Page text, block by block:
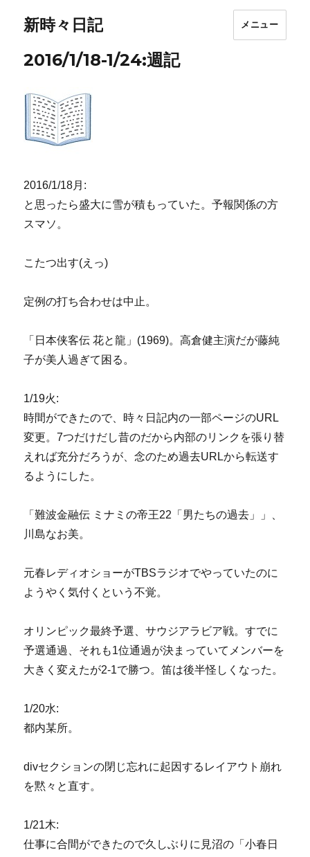
新時々日記 メニュー
2016/1/18-1/24:週記
2016/1/18月:
と思ったら盛大に雪が積もっていた。予報関係の方
スマソ。
こたつ出す(えっ)
定例の打ち合わせは中止。
「日本侠客伝 花と龍」(1969)。高倉健主演だが藤純
子が美人過ぎて困る。
1/19火:
時間ができたので、時々日記内の一部ページのURL
変更。7つだけだし昔のだから内部のリンクを張り替
えれば充分だろうが、念のため過去URLから転送す
るようにした。
「難波金融伝 ミナミの帝王22「男たちの過去」」、
川島なお美。
元春レディオショーがTBSラジオでやっていたのに
ようやく気付くという不覚。
オリンピック最終予選、サウジアラビア戦。すでに
予選通過、それも1位通過が決まっていてメンバーを
大きく変えたが2-1で勝つ。笛は後半怪しくなった。
1/20水:
都内某所。
divセクションの閉じ忘れに起因するレイアウト崩れ
を黙々と直す。
1/21木:
仕事に合間ができたので久しぶりに見沼の「小春日